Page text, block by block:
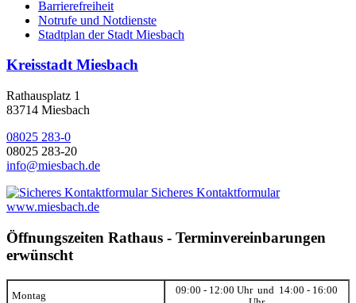
Barrierefreiheit
Notrufe und Notdienste
Stadtplan der Stadt Miesbach
Kreisstadt Miesbach
Rathausplatz 1
83714 Miesbach
08025 283-0
08025 283-20
info@miesbach.de
Sicheres Kontaktformular
www.miesbach.de
Öffnungszeiten Rathaus - Terminvereinbarungen
erwünscht
Montag
09:00 - 12:00 Uhr und 14:00 - 16:00